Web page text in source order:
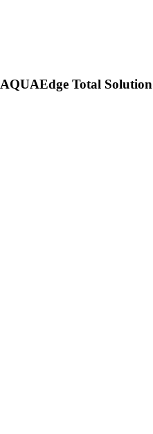
AQUAEdge Total Solution